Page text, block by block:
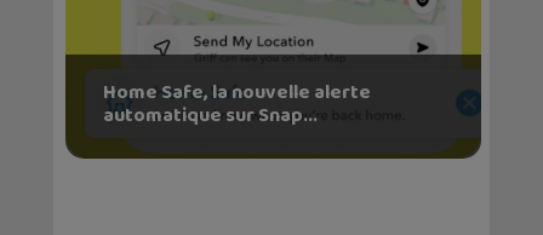
Home Safe, la nouvelle alerte
automatique sur Snap...